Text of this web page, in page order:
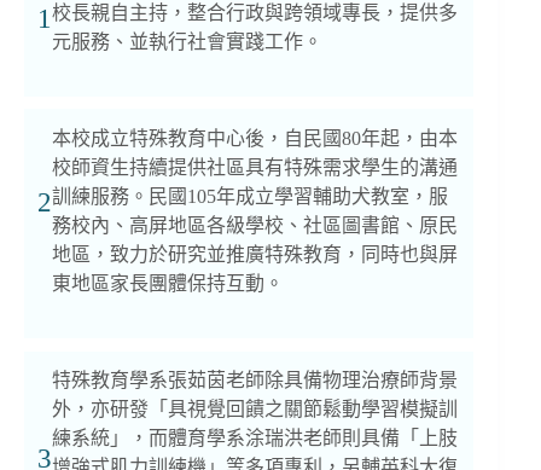
1 校長親自主持，整合行政與跨領域專長，提供多
元服務、並執行社會實踐工作。
2
本校成立特殊教育中心後，自民國80年起，由本
校師資生持續提供社區具有特殊需求學生的溝通
訓練服務。民國105年成立學習輔助犬教室，服
務校內、高屏地區各級學校、社區圖書館、原民
地區，致力於研究並推廣特殊教育，同時也與屏
東地區家長團體保持互動。
3
特殊教育學系張茹茵老師除具備物理治療師背景
外，亦研發「具視覺回饋之關節鬆動學習模擬訓
練系統」，而體育學系涂瑞洪老師則具備「上肢